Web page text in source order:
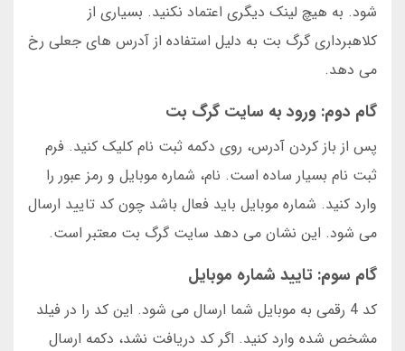
شود. به هیچ لینک دیگری اعتماد نکنید. بسیاری از
کلاهبرداری گرگ بت به دلیل استفاده از آدرس های جعلی رخ
می دهد.
گام دوم: ورود به سایت گرگ بت
پس از باز کردن آدرس، روی دکمه ثبت نام کلیک کنید. فرم
ثبت نام بسیار ساده است. نام، شماره موبایل و رمز عبور را
وارد کنید. شماره موبایل باید فعال باشد چون کد تایید ارسال
می شود. این نشان می دهد سایت گرگ بت معتبر است.
گام سوم: تایید شماره موبایل
کد 4 رقمی به موبایل شما ارسال می شود. این کد را در فیلد
مشخص شده وارد کنید. اگر کد دریافت نشد، دکمه ارسال